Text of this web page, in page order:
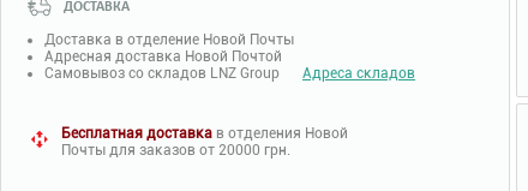
ДОСТАВКА
Доставка в отделение Новой Почты
Адресная доставка Новой Почтой
Самовывоз со складов LNZ Group
Адреса складов
Бесплатная доставка в отделения Новой
Почты для заказов от 20000 грн.